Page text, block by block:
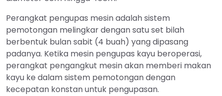
Perangkat pengupas mesin adalah sistem
pemotongan melingkar dengan satu set bilah
berbentuk bulan sabit (4 buah) yang dipasang
padanya. Ketika mesin pengupas kayu beroperasi,
perangkat pengangkut mesin akan memberi makan
kayu ke dalam sistem pemotongan dengan
kecepatan konstan untuk pengupasan.